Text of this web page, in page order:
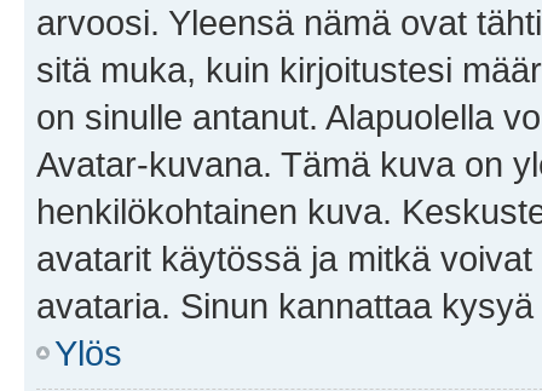
arvoosi. Yleensä nämä ovat
sitä muka, kuin kirjoitustesi
on sinulle antanut. Alapuolella
Avatar-kuvana. Tämä kuva on
henkilökohtainen kuva.
avatarit käytössä ja mitkä
avataria. Sinun kannattaa
Ylös